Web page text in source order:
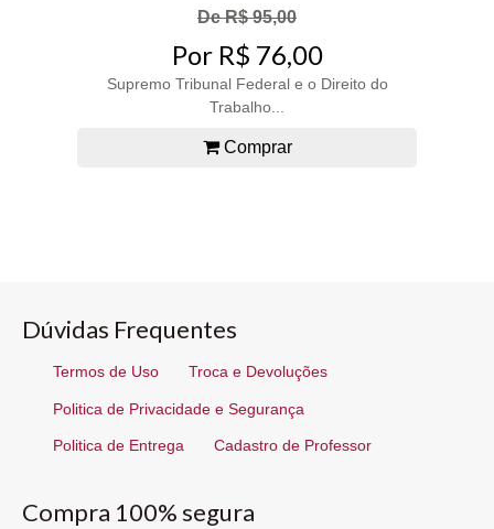
De R$ 95,00
Por R$ 76,00
Supremo Tribunal Federal e o Direito do
Trabalho...
Comprar
Dúvidas Frequentes
Termos de Uso Troca e Devoluções
Politica de Privacidade e Segurança
Politica de Entrega Cadastro de Professor
Compra 100% segura